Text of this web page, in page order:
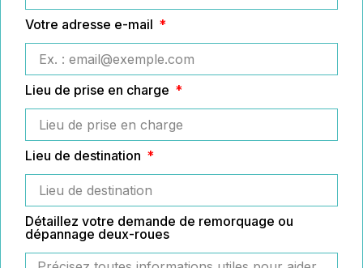
Votre adresse e-mail
Lieu de prise en charge
Lieu de destination
Détaillez votre demande de remorquage ou
dépannage deux-roues